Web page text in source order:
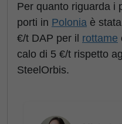
Per quanto riguarda i
porti in Polonia è
€/t DAP per il rottame
calo di 5 €/t rispetto
SteelOrbis.